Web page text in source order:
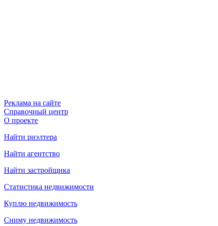
Реклама на сайте
Справочный центр
О проекте
Найти риэлтера
Найти агентство
Найти застройщика
Статистика недвижимости
Куплю недвижимость
Сниму недвижимость